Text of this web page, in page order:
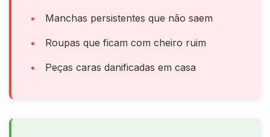
Manchas persistentes que não saem
Roupas que ficam com cheiro ruim
Peças caras danificadas em casa